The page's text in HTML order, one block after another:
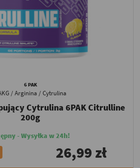
6 PAK
/ Arginina / Cytrulina
Cytrulina 6PAK Citrulline
200g
- Wysyłka w 24h!
26,99 zł